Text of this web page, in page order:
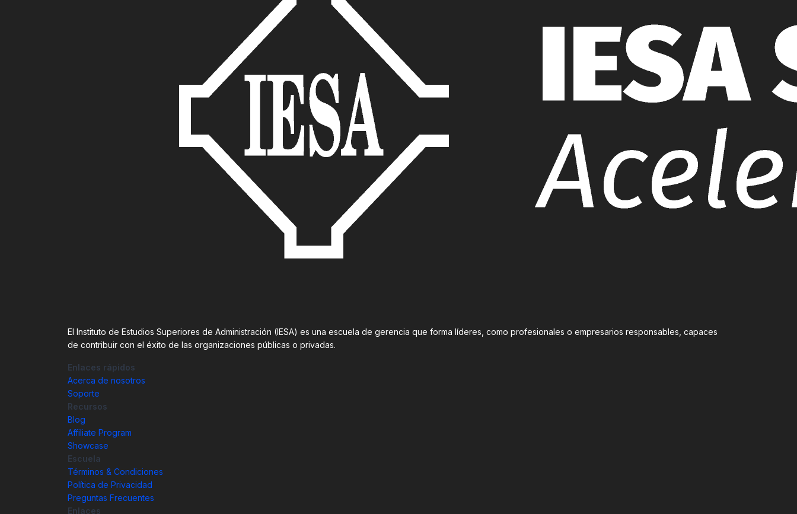
El Instituto de Estudios Superiores de Administración (IESA) es una escuela de gerencia que forma líderes, como profesionales o empresarios responsables, capaces
de contribuir con el éxito de las organizaciones públicas o privadas.
Enlaces rápidos
Acerca de nosotros
Soporte
Recursos
Blog
Affiliate Program
Showcase
Escuela
Términos & Condiciones
Política de Privacidad
Preguntas Frecuentes
Enlaces